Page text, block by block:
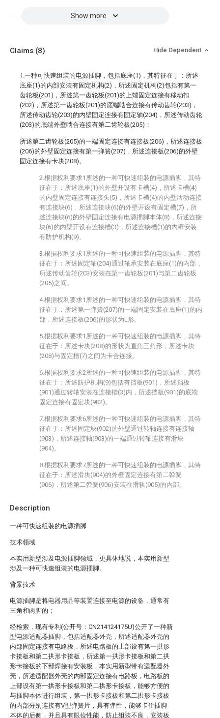
Show more
Description
一种可快速组装的电源插脚
技术领域
本实用新型涉及电源插脚领域，更具体地说，本实用新型
涉及一种可快速组装的电源插脚。
背景技术
电源插脚是将电器用品等装置连接至电源的设备，通常有
三角和两脚的；
经检索，现有专利(公开号：CN214124175U)公开了一种新
型电源适配器插脚，包括适配器外壳，所述适配器外壳的
内部固定连接有电路板，所述电路板的上部设有第一拱形
卡接板和第二拱形卡接板，所述第一拱形卡接板和第二拱
形卡接板的下部焊接有安装板，本实用新型带有适配器外
壳，所述适配器外壳的内部固定连接有电路板，电路板的
上部设有第一拱形卡接板和第二拱形卡接板，能够方便的
与插脚本体进行组装，第一拱形卡接板和第二拱形卡接板
的内部分别连接有V型弹簧片，具有弹性，能够卡住插脚
本体的后侧，并且具有限位性能，防止组装不良，安装板
Claims (8) Hide Dependent
1.一种可快速组装的电源插脚，包括底座(1)，其特征在于：所述
底座(1)的内部安装有固定机构(2)，所述固定机构(2)包括有第一
齿轮板(201)，所述第一齿轮板(201)的上端固定连接有移动扣
(202)，所述第一齿轮板(201)的底端啮合连接有传动齿轮(203)，
所述传动齿轮(203)的内壁固定连接有固定轴(204)，所述传动齿轮
(203)的底端外壁啮合连接有第二齿轮板(205)；
所述第二齿轮板(205)的一端固定连接有连接板(206)，所述连接板
(206)的外壁固定连接有第一弹簧(207)，所述连接板(206)的外壁
固定连接有卡块(208)。
2.根据权利要求1所述的一种可快速组装的电源插脚，其特
征在于：所述底座(1)的外壁开设有卡槽(4)，所述卡槽(4)
的内壁固定连接有连接头(5)，所述卡槽(4)的内壁活动连接
有连接块(6)，所述连接块(6)的外壁开设有固定槽(7)，所
述连接块(6)的外壁固定连接有电源插脚本体(8)，所述连接
块(6)的内壁开设有连接槽(3)，所述连接槽(3)的内壁安装
有防护机构(9)。
3.根据权利要求1所述的一种可快速组装的电源插脚，其特
征在于：所述固定轴(204)通过轴承安装在底座(1)的内部，
所述传动齿轮(203)安装在第一齿轮板(201)与第二齿轮板
(205)之间。
4.根据权利要求1所述的一种可快速组装的电源插脚，其特
征在于：所述第一弹簧(207)的一端固定安装在底座(1)的内
部，所述连接板(206)的形状为L形。
5.根据权利要求1所述的一种可快速组装的电源插脚，其特
征在于：所述卡块(208)的形状为直角三角形，所述卡块
(208)与固定槽(7)之间为卡合连接。
6.根据权利要求2所述的一种可快速组装的电源插脚，其特
征在于：所述防护机构(9)包括有挡板(901)，所述挡板
(901)通过转轴安装在连接槽(3)内，所述挡板(901)的底端
固定连接有固定块(902)。
7.根据权利要求6所述的一种可快速组装的电源插脚，其特
征在于：所述固定块(902)的外壁通过转轴连接有连接轴
(903)，所述连接轴(903)的一端通过转轴连接有滑块
(904)。
8.根据权利要求7所述的一种可快速组装的电源插脚，其特
征在于：所述滑块(904)的外壁固定连接有第二弹簧
(906)，所述第二弹簧(906)安装在滑轨(905)的内部。